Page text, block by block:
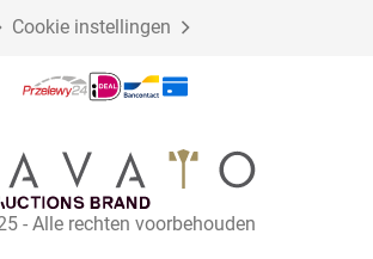
Cookie instellingen
- Alle rechten voorbehouden